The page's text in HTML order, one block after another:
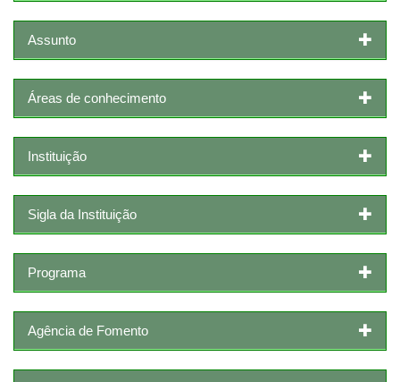
Assunto
Áreas de conhecimento
Instituição
Sigla da Instituição
Programa
Agência de Fomento